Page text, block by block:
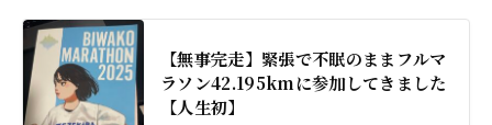
【無事完走】緊張で不眠のままフルマ
ラソン42.195kmに参加してきました
【人生初】